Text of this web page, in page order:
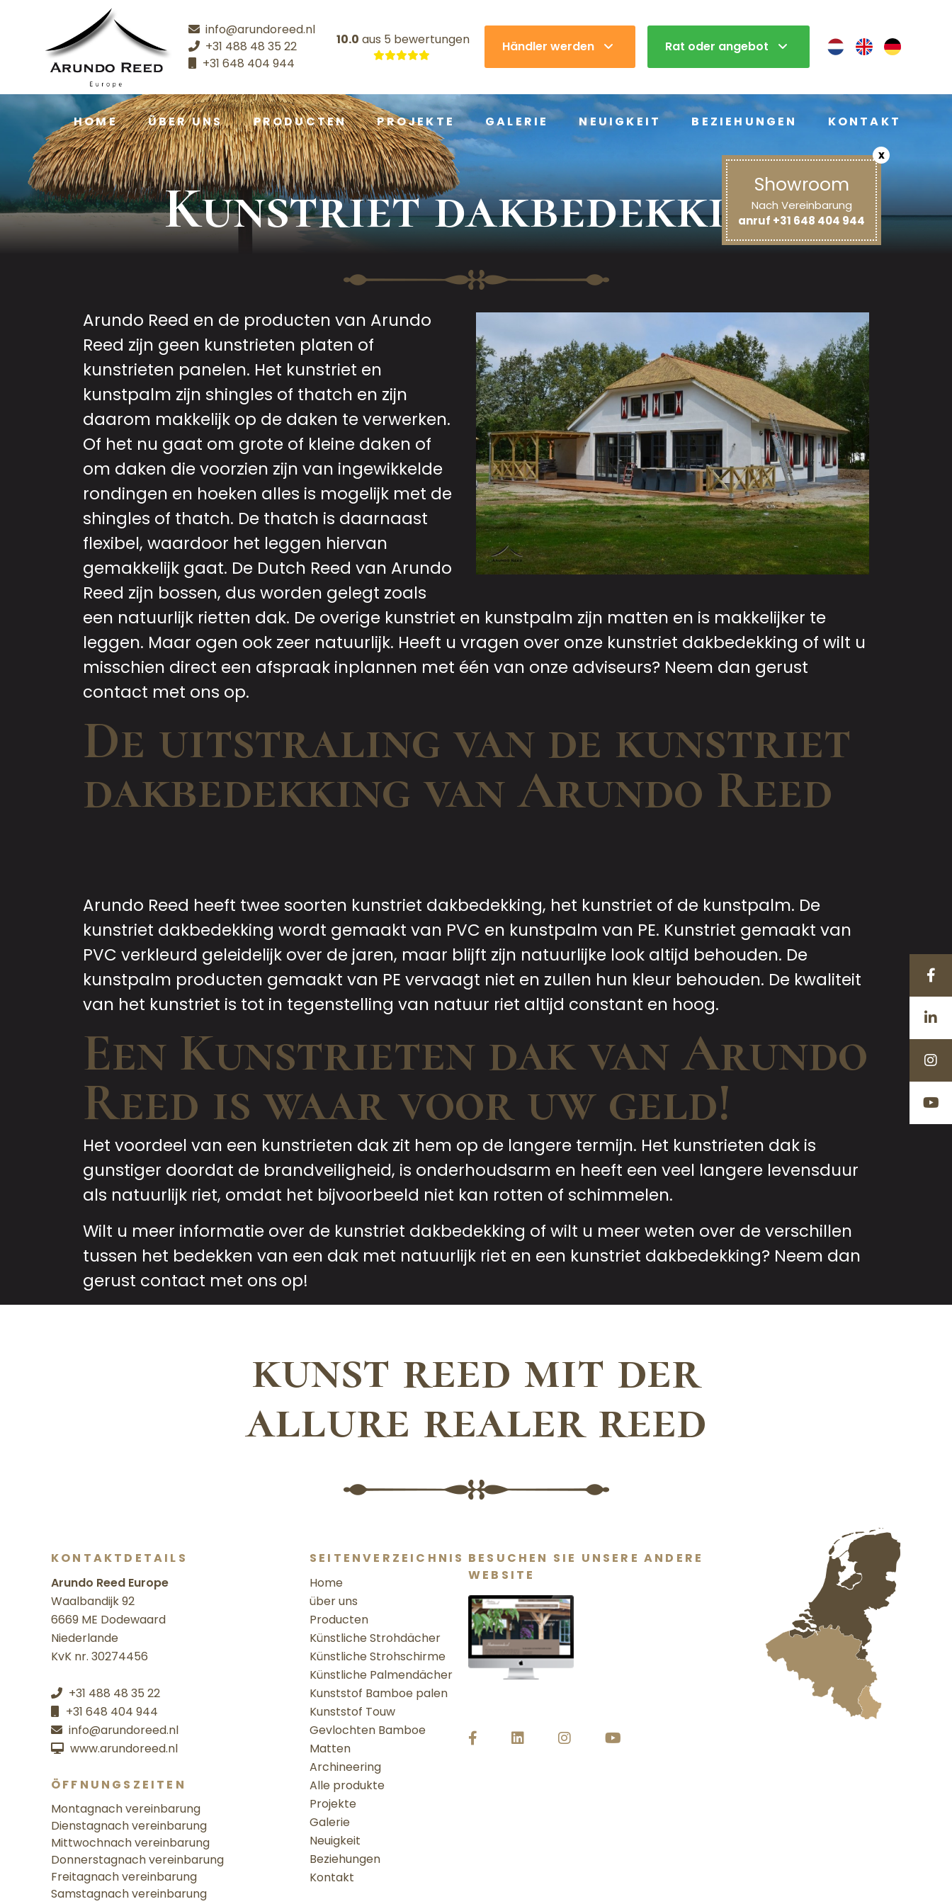
x
Showroom
Nach Vereinbarung
anruf +31 648 404 944
info@arundoreed.nl
+31 488 48 35 22
+31 648 404 944
10.0 aus 5 bewertungen Händler werden Rat oder angebot
HOME ÜBER UNS PRODUCTEN PROJEKTE GALERIE NEUIGKEIT BEZIEHUNGEN KONTAKT
Kunstriet dakbedekking
Arundo Reed en de producten van Arundo
Reed zijn geen kunstrieten platen of
kunstrieten panelen. Het kunstriet en
kunstpalm zijn shingles of thatch en zijn
daarom makkelijk op de daken te verwerken.
Of het nu gaat om grote of kleine daken of
om daken die voorzien zijn van ingewikkelde
rondingen en hoeken alles is mogelijk met de
shingles of thatch. De thatch is daarnaast
flexibel, waardoor het leggen hiervan
gemakkelijk gaat. De Dutch Reed van Arundo
Reed zijn bossen, dus worden gelegt zoals
een natuurlijk rietten dak. De overige kunstriet en kunstpalm zijn matten en is makkelijker te
leggen. Maar ogen ook zeer natuurlijk. Heeft u vragen over onze kunstriet dakbedekking of wilt u
misschien direct een afspraak inplannen met één van onze adviseurs? Neem dan gerust
contact met ons op.
De uitstraling van de kunstriet
dakbedekking van Arundo Reed
Arundo Reed heeft twee soorten kunstriet dakbedekking, het kunstriet of de kunstpalm. De
kunstriet dakbedekking wordt gemaakt van PVC en kunstpalm van PE. Kunstriet gemaakt van
PVC verkleurd geleidelijk over de jaren, maar blijft zijn natuurlijke look altijd behouden. De
kunstpalm producten gemaakt van PE vervaagt niet en zullen hun kleur behouden. De kwaliteit
van het kunstriet is tot in tegenstelling van natuur riet altijd constant en hoog.
Een Kunstrieten dak van Arundo
Reed is waar voor uw geld!
Het voordeel van een kunstrieten dak zit hem op de langere termijn. Het kunstrieten dak is
gunstiger doordat de brandveiligheid, is onderhoudsarm en heeft een veel langere levensduur
als natuurlijk riet, omdat het bijvoorbeeld niet kan rotten of schimmelen.
Wilt u meer informatie over de kunstriet dakbedekking of wilt u meer weten over de verschillen
tussen het bedekken van een dak met natuurlijk riet en een kunstriet dakbedekking? Neem dan
gerust contact met ons op!
kunst reed mit der
allure realer reed
KONTAKTDETAILS
Arundo Reed Europe
Waalbandijk 92
6669 ME Dodewaard
Niederlande
KvK nr. 30274456
+31 488 48 35 22
+31 648 404 944
info@arundoreed.nl
www.arundoreed.nl
ÖFFNUNGSZEITEN
Montagnach vereinbarung
Dienstagnach vereinbarung
Mittwochnach vereinbarung
Donnerstagnach vereinbarung
Freitagnach vereinbarung
Samstagnach vereinbarung
SEITENVERZEICHNIS
Home
über uns
Producten
Künstliche Strohdächer
Künstliche Strohschirme
Künstliche Palmendächer
Kunststof Bamboe palen
Kunststof Touw
Gevlochten Bamboe
Matten
Archineering
Alle produkte
Projekte
Galerie
Neuigkeit
Beziehungen
Kontakt
BESUCHEN SIE UNSERE ANDERE
WEBSITE